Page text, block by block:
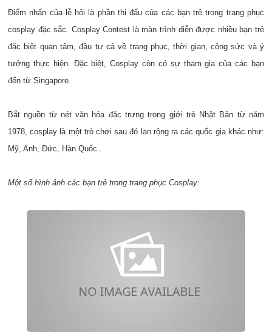
Điểm nhấn của lễ hội là phần thi đấu của các bạn trẻ trong trang phục
cosplay đặc sắc. Cosplay Contest là màn trình diễn được nhiều bạn trẻ
đặc biệt quan tâm, đầu tư cả về trang phục, thời gian, công sức và ý
tưởng thực hiện. Đặc biệt, Cosplay còn có sự tham gia của các bạn
đến từ Singapore.
Bắt nguồn từ nét văn hóa đặc trưng trong giới trẻ Nhật Bản từ năm
1978, cosplay là một trò chơi sau đó lan rộng ra các quốc gia khác như:
Mỹ, Anh, Đức, Hàn Quốc..
Một số hình ảnh các bạn trẻ trong trang phục Cosplay: